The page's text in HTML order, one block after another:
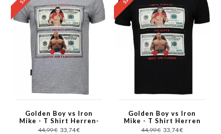
Golden Boy vs Iron
Mike - T Shirt Herren-
Grau
44,99 € 33,74 €
Golden Boy vs Iron
Mike - T Shirt Herren
- Schwarz
44,99 € 33,74 €